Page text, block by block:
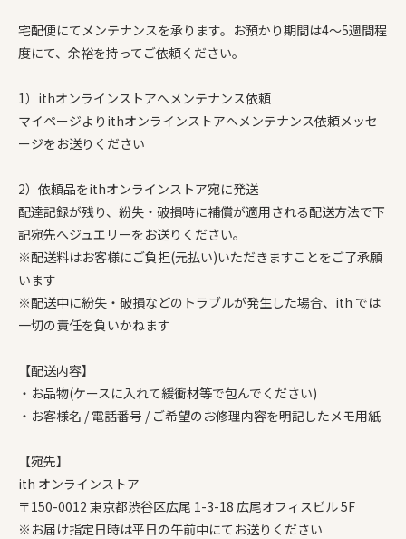
宅配便にてメンテナンスを承ります。お預かり期間は4〜5週間程
度にて、余裕を持ってご依頼ください。
1）ithオンラインストアへメンテナンス依頼
マイページよりithオンラインストアへメンテナンス依頼メッセ
ージをお送りください
2）依頼品をithオンラインストア宛に発送
配達記録が残り、紛失・破損時に補償が適用される配送方法で下
記宛先へジュエリーをお送りください。
※配送料はお客様にご負担(元払い)いただきますことをご了承願
います
※配送中に紛失・破損などのトラブルが発生した場合、ith では
一切の責任を負いかねます
【配送内容】
・お品物(ケースに入れて緩衝材等で包んでください)
・お客様名 / 電話番号 / ご希望のお修理内容を明記したメモ用紙
【宛先】
ith オンラインストア
〒150-0012 東京都渋谷区広尾 1-3-18 広尾オフィスビル 5F
※お届け指定日時は平日の午前中にてお送りください